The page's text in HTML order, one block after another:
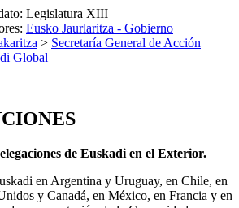
: Legislatura XIII
: Eusko Jaurlaritza - Gobierno
> Secretaría General de Acción
Global
de Euskadi en el Exterior.
en Argentina y Uruguay, en Chile, en
y Canadá, en México, en Francia y en